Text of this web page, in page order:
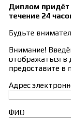
Диплом придёт
течение 24
Будьте
Внимание!
отображаться в
предоставите в
Адрес
ФИО